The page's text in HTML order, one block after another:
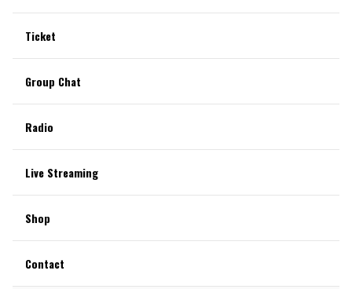
Ticket
Group Chat
Radio
Live Streaming
Shop
Contact